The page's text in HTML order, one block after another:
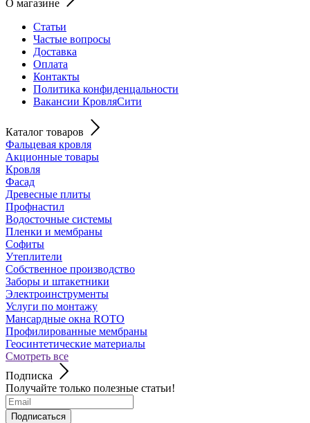
О магазине
Статьи
Частые вопросы
Доставка
Оплата
Контакты
Политика конфиденцальности
Вакансии КровляСити
Каталог товаров
Фальцевая кровля
Акционные товары
Кровля
Фасад
Древесные плиты
Профнастил
Водосточные системы
Пленки и мембраны
Софиты
Утеплители
Собственное производство
Заборы и штакетники
Электроинструменты
Услуги по монтажу
Мансардные окна ROTO
Профилированные мембраны
Геосинтетические материалы
Смотреть все
Подписка
Получайте только полезные статьи!
Подписаться